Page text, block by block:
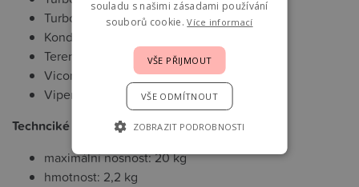
Turbo 6
Kondor 4
Tereno 4
Vicon 4
Viper 4
Technciké parametry
maximální nosnost: 20 kg
hmotnost: 2,2 kg
souladu s našimi zásadami používání
souborů cookie.Více informací
VŠE PŘIJMOUT
VŠE ODMÍTNOUT
ZOBRAZIT PODROBNOSTI